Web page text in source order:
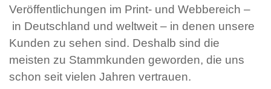
Veröffentlichungen im Print- und Webbereich –
in Deutschland und weltweit – in denen unsere
Kunden zu sehen sind. Deshalb sind die
meisten zu Stammkunden geworden, die uns
schon seit vielen Jahren vertrauen.